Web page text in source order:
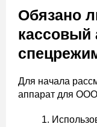
Обязано
кассовый
Для начала
аппарат для